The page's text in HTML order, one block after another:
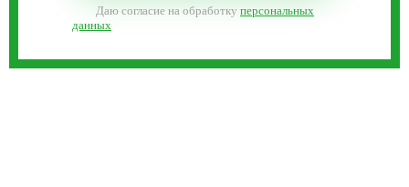
Даю согласие на обработку персональных
данных